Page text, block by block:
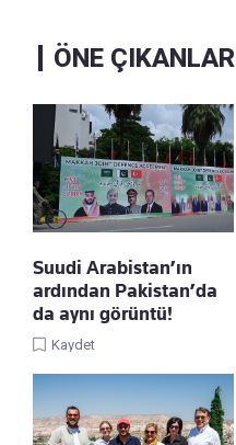
ÖNE ÇIKANLAR
Suudi Arabistan’ın
ardından Pakistan’da
da aynı görüntü!
Kaydet